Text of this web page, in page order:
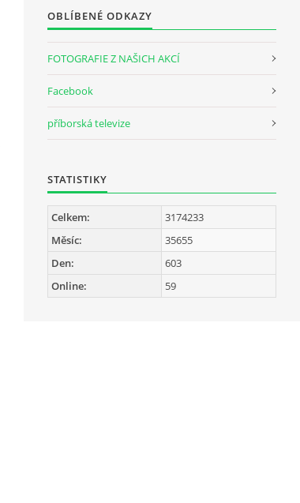
OBLÍBENÉ ODKAZY
FOTOGRAFIE Z NAŠICH AKCÍ
Facebook
příborská televize
STATISTIKY
Online: 59
Celkem:
3174233
Měsíc:
35655
Den:
603